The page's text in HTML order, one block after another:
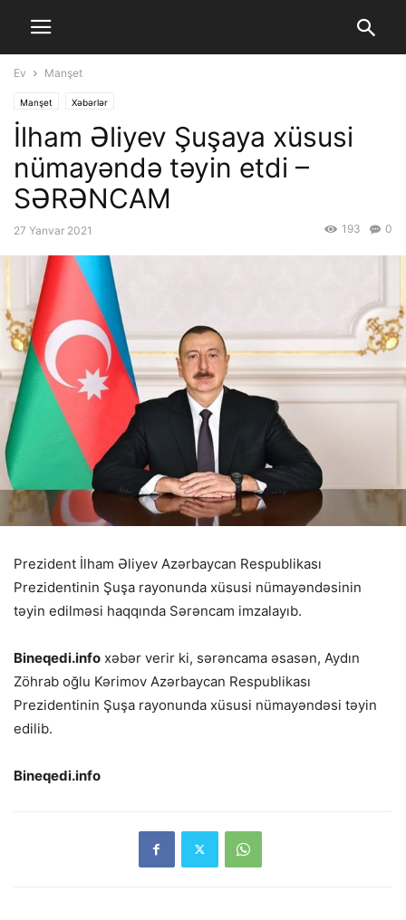
Ev Manşet
Manşet Xəbərlər
İlham Əliyev Şuşaya xüsusi
nümayəndə təyin etdi –
SƏRƏNCAM
27 Yanvar 2021 0
193
Prezident İlham Əliyev Azərbaycan Respublikası
Prezidentinin Şuşa rayonunda xüsusi nümayəndəsinin
təyin edilməsi haqqında Sərəncam imzalayıb.
Bineqedi.info xəbər verir ki, sərəncama əsasən, Aydın
Zöhrab oğlu Kərimov Azərbaycan Respublikası
Prezidentinin Şuşa rayonunda xüsusi nümayəndəsi təyin
edilib.
Bineqedi.info